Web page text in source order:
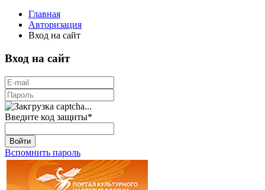
Главная
Авторизация
Вход на сайт
Вход на сайт
Введите код защиты*
Войти
Вспомнить пароль